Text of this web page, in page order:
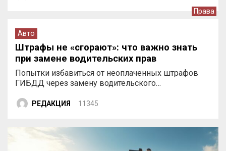
Права
Авто
Штрафы не «сгорают»: что важно знать
при замене водительских прав
Попытки избавиться от неоплаченных штрафов
ГИБДД через замену водительского…
РЕДАКЦИЯ 11345